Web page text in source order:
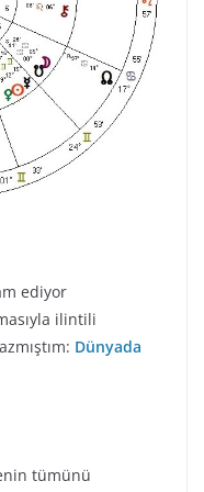
ediyor
ilintili
Dünyada
tümünü